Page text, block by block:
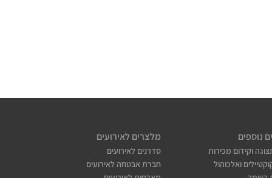
נוספים
וקידום מכירות
ואלכוהול
מלצרים לאירועים
סדרנים לאירועים
חברת אבטחה לאירועים